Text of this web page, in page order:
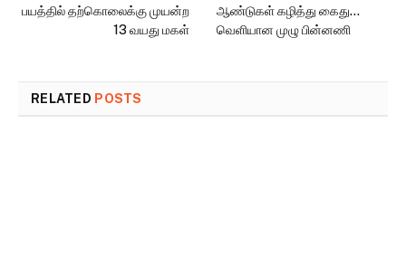
பயத்தில் தற்கொலைக்கு முயன்ற
13 வயது மகள்
ஆண்டுகள் கழித்து கைது…
வெளியான முழு பின்னணி
RELATED POSTS